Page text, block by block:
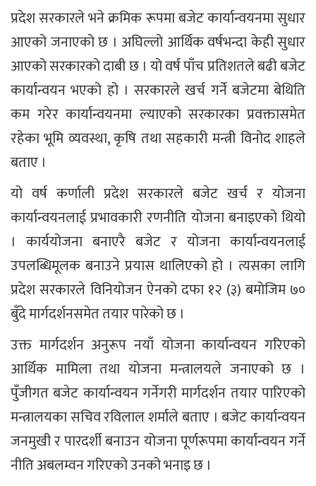
प्रदेश सरकारले भने क्रमिक रूपमा बजेट कार्यान्वयनमा सुधार
आएको जनाएको छ । अघिल्लो आर्थिक वर्षभन्दा केही सुधार
आएको सरकारको दाबी छ । यो वर्ष पाँच प्रतिशतले बढी बजेट
कार्यान्वयन भएको हो । सरकारले खर्च गर्ने बजेटमा बेथिति
कम गरेर कार्यान्वयनमा ल्याएको सरकारका प्रवक्तासमेत
रहेका भूमि व्यवस्था, कृषि तथा सहकारी मन्त्री विनोद शाहले
बताए ।
यो वर्ष कर्णाली प्रदेश सरकारले बजेट खर्च र योजना
कार्यान्वयनलाई प्रभावकारी रणनीति योजना बनाइएको थियो
। कार्ययोजना बनाएरै बजेट र योजना कार्यान्वयनलाई
उपलब्धिमूलक बनाउने प्रयास थालिएको हो । त्यसका लागि
प्रदेश सरकारले विनियोजन ऐनको दफा १२ (३) बमोजिम ७०
बुँदे मार्गदर्शनसमेत तयार पारेको छ ।
उक्त मार्गदर्शन अनुरूप नयाँ योजना कार्यान्वयन गरिएको
आर्थिक मामिला तथा योजना मन्त्रालयले जनाएको छ ।
पुँजीगत बजेट कार्यान्वयन गर्नेगरी मार्गदर्शन तयार पारिएको
मन्त्रालयका सचिव रविलाल शर्माले बताए । बजेट कार्यान्वयन
जनमुखी र पारदर्शी बनाउन योजना पूर्णरूपमा कार्यान्वयन गर्ने
नीति अबलम्वन गरिएको उनको भनाइ छ ।